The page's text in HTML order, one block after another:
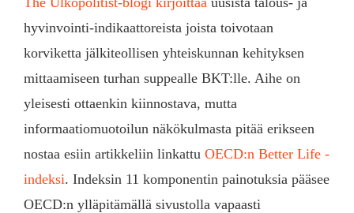
hyvinvointi-indikaattoreista joista toivotaan
korviketta jälkiteollisen yhteiskunnan kehityksen
mittaamiseen turhan suppealle BKT:lle. Aihe on
yleisesti ottaenkin kiinnostava, mutta
informaatiomuotoilun näkökulmasta pitää erikseen
nostaa esiin artikkeliin linkattu OECD:n Better Life -
indeksi. Indeksin 11 komponentin painotuksia pääsee
OECD:n ylläpitämällä sivustolla vapaasti